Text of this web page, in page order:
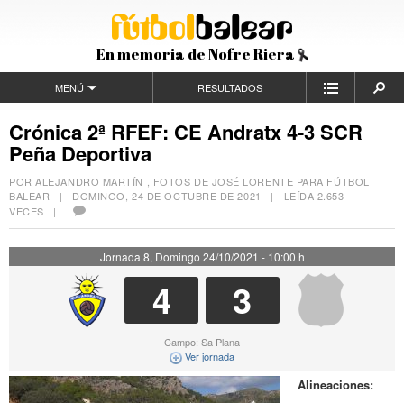
En memoria de Nofre Riera
MENÚ RESULTADOS
Crónica 2ª RFEF: CE Andratx 4-3 SCR
Peña Deportiva
POR ALEJANDRO MARTÍN , FOTOS DE JOSÉ LORENTE PARA FÚTBOL
BALEAR | DOMINGO, 24 DE OCTUBRE DE 2021
| LEÍDA 2.653
VECES |
Jornada 8, Domingo 24/10/2021 - 10:00 h
4 3
Campo: Sa Plana
Ver jornada
Alineaciones: